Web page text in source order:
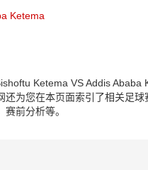
Ketema
Ketema VS Addis
为您在本页面索引了相关足
前分析等。